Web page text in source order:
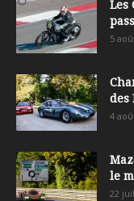
Les
5
des
4
le
22